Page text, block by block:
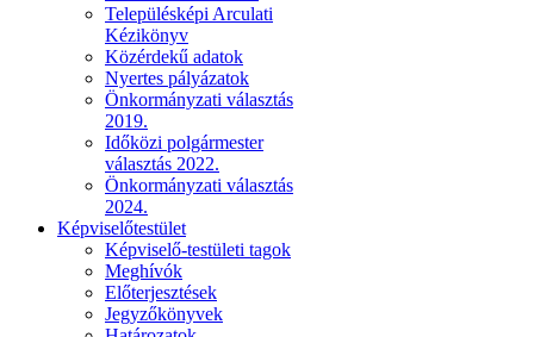
Településképi Arculati
Kézikönyv
Közérdekű adatok
Nyertes pályázatok
Önkormányzati választás
2019.
Időközi polgármester
választás 2022.
Önkormányzati választás
2024.
Képviselőtestület
Képviselő-testületi tagok
Meghívók
Előterjesztések
Jegyzőkönyvek